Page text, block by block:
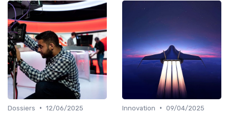
Dossiers • 12/06/2025
Innovation • 09/04/2025